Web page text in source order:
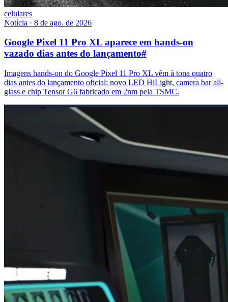
celulares
Notícia · 8 de ago. de 2026
Google Pixel 11 Pro XL aparece em hands-on
vazado dias antes do lançamento#
Imagens hands-on do Google Pixel 11 Pro XL vêm à tona quatro
dias antes do lançamento oficial: novo LED HiLight, camera bar all-
glass e chip Tensor G6 fabricado em 2nm pela TSMC.